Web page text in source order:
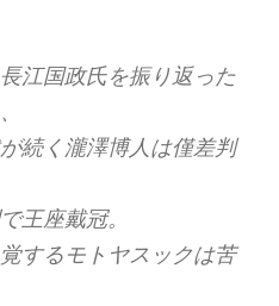
江国政氏を振り返った
続く瀧澤博人は僅差判
王座戴冠。
するモトヤスックは苦